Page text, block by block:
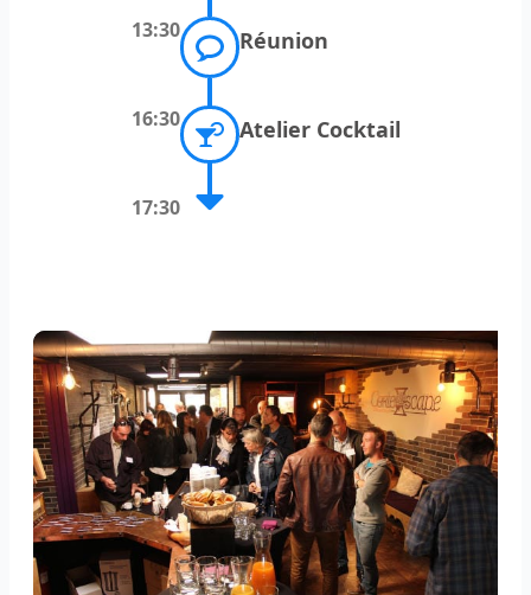
13:30 Réunion
16:30 Atelier Cocktail
17:30